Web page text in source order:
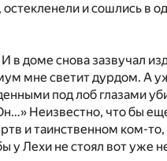
и сошлись в
в доме снова зазвучал
мне светит дурдом. А
под лоб глазами
Неизвестно, что бы
и таинственном ком-
у Лехи не стоял вот уже